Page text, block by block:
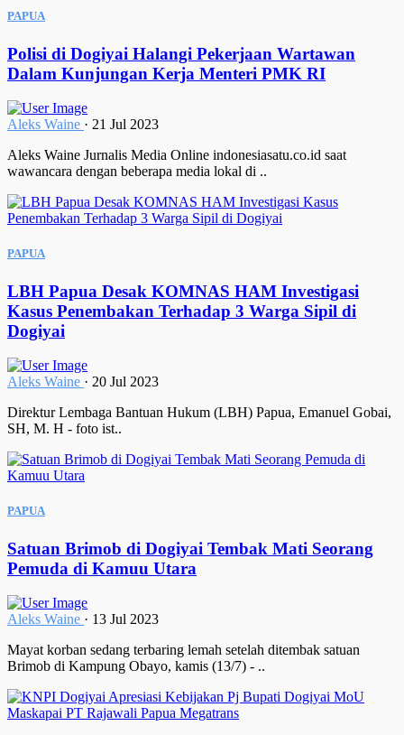
PAPUA
Polisi di Dogiyai Halangi Pekerjaan Wartawan
Dalam Kunjungan Kerja Menteri PMK RI
Aleks Waine · 21 Jul 2023
Aleks Waine Jurnalis Media Online indonesiasatu.co.id saat
wawancara dengan beberapa media lokal di ..
PAPUA
LBH Papua Desak KOMNAS HAM Investigasi
Kasus Penembakan Terhadap 3 Warga Sipil di
Dogiyai
Aleks Waine · 20 Jul 2023
Direktur Lembaga Bantuan Hukum (LBH) Papua, Emanuel Gobai,
SH, M. H - foto ist..
PAPUA
Satuan Brimob di Dogiyai Tembak Mati Seorang
Pemuda di Kamuu Utara
Aleks Waine · 13 Jul 2023
Mayat korban sedang terbaring lemah setelah ditembak satuan
Brimob di Kampung Obayo, kamis (13/7) - ..